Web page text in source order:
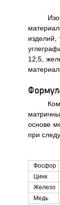
изделий,
12,5,
основе
при
Фосфор
Цинк
Железо
Медь